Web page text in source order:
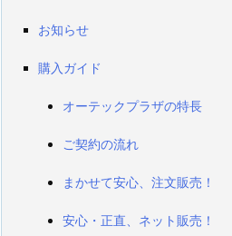
お知らせ
購入ガイド
オーテックプラザの特長
ご契約の流れ
まかせて安心、注文販売！
安心・正直、ネット販売！